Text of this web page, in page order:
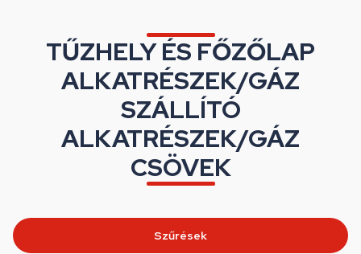
TŰZHELY ÉS FŐZŐLAP
ALKATRÉSZEK/GÁZ
SZÁLLÍTÓ
ALKATRÉSZEK/GÁZ
CSÖVEK
Szűrések